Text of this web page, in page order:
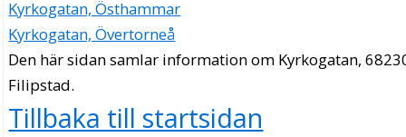
Kyrkogatan, Östhammar
Kyrkogatan, Övertorneå
Den här sidan samlar information om Kyrkogatan,
Filipstad.
Tillbaka till startsidan